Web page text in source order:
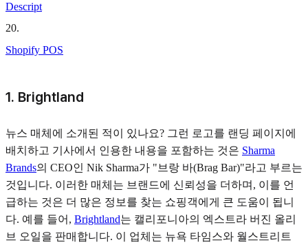
Descript
20.
Shopify POS
1. Brightland
뉴스 매체에 소개된 적이 있나요? 그런 로고를 랜딩 페이지에
배치하고 기사에서 인용한 내용을 포함하는 것은 Sharma
Brands의 CEO인 Nik Sharma가 "브랑 바(Brag Bar)"라고 부르는
것입니다. 이러한 매체는 브랜드에 신뢰성을 더하며, 이를 언
급하는 것은 더 많은 정보를 찾는 쇼핑객에게 큰 도움이 됩니
다. 예를 들어, Brightland는 캘리포니아의 엑스트라 버진 올리
브 오일을 판매합니다. 이 업체는 뉴욕 타임스와 월스트리트